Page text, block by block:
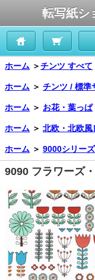
転写紙シ
ホーム ＞チンツ すべて
ホーム ＞ チンツ / 標準
ホーム ＞ お花・葉っぱ
ホーム ＞ 北欧・北欧風
ホーム ＞ 9000シリーズ
9090 フラワーズ